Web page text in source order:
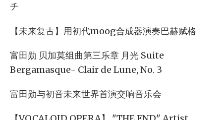
チ
【未来复古】用初代moog合成器演奏巴赫赋格
富田勋 贝加莫组曲第三乐章 月光 Suite
Bergamasque- Clair de Lune, No. 3
富田勋与初音未来世界首演交响音乐会